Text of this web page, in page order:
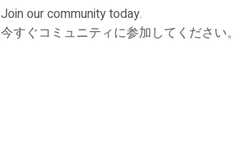
Join our community today.
今すぐコミュニティに参加してください。